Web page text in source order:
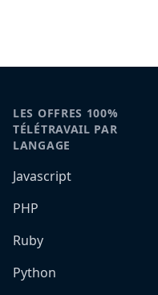
LES OFFRES 100%
TÉLÉTRAVAIL PAR
LANGAGE
Javascript
PHP
Ruby
Python